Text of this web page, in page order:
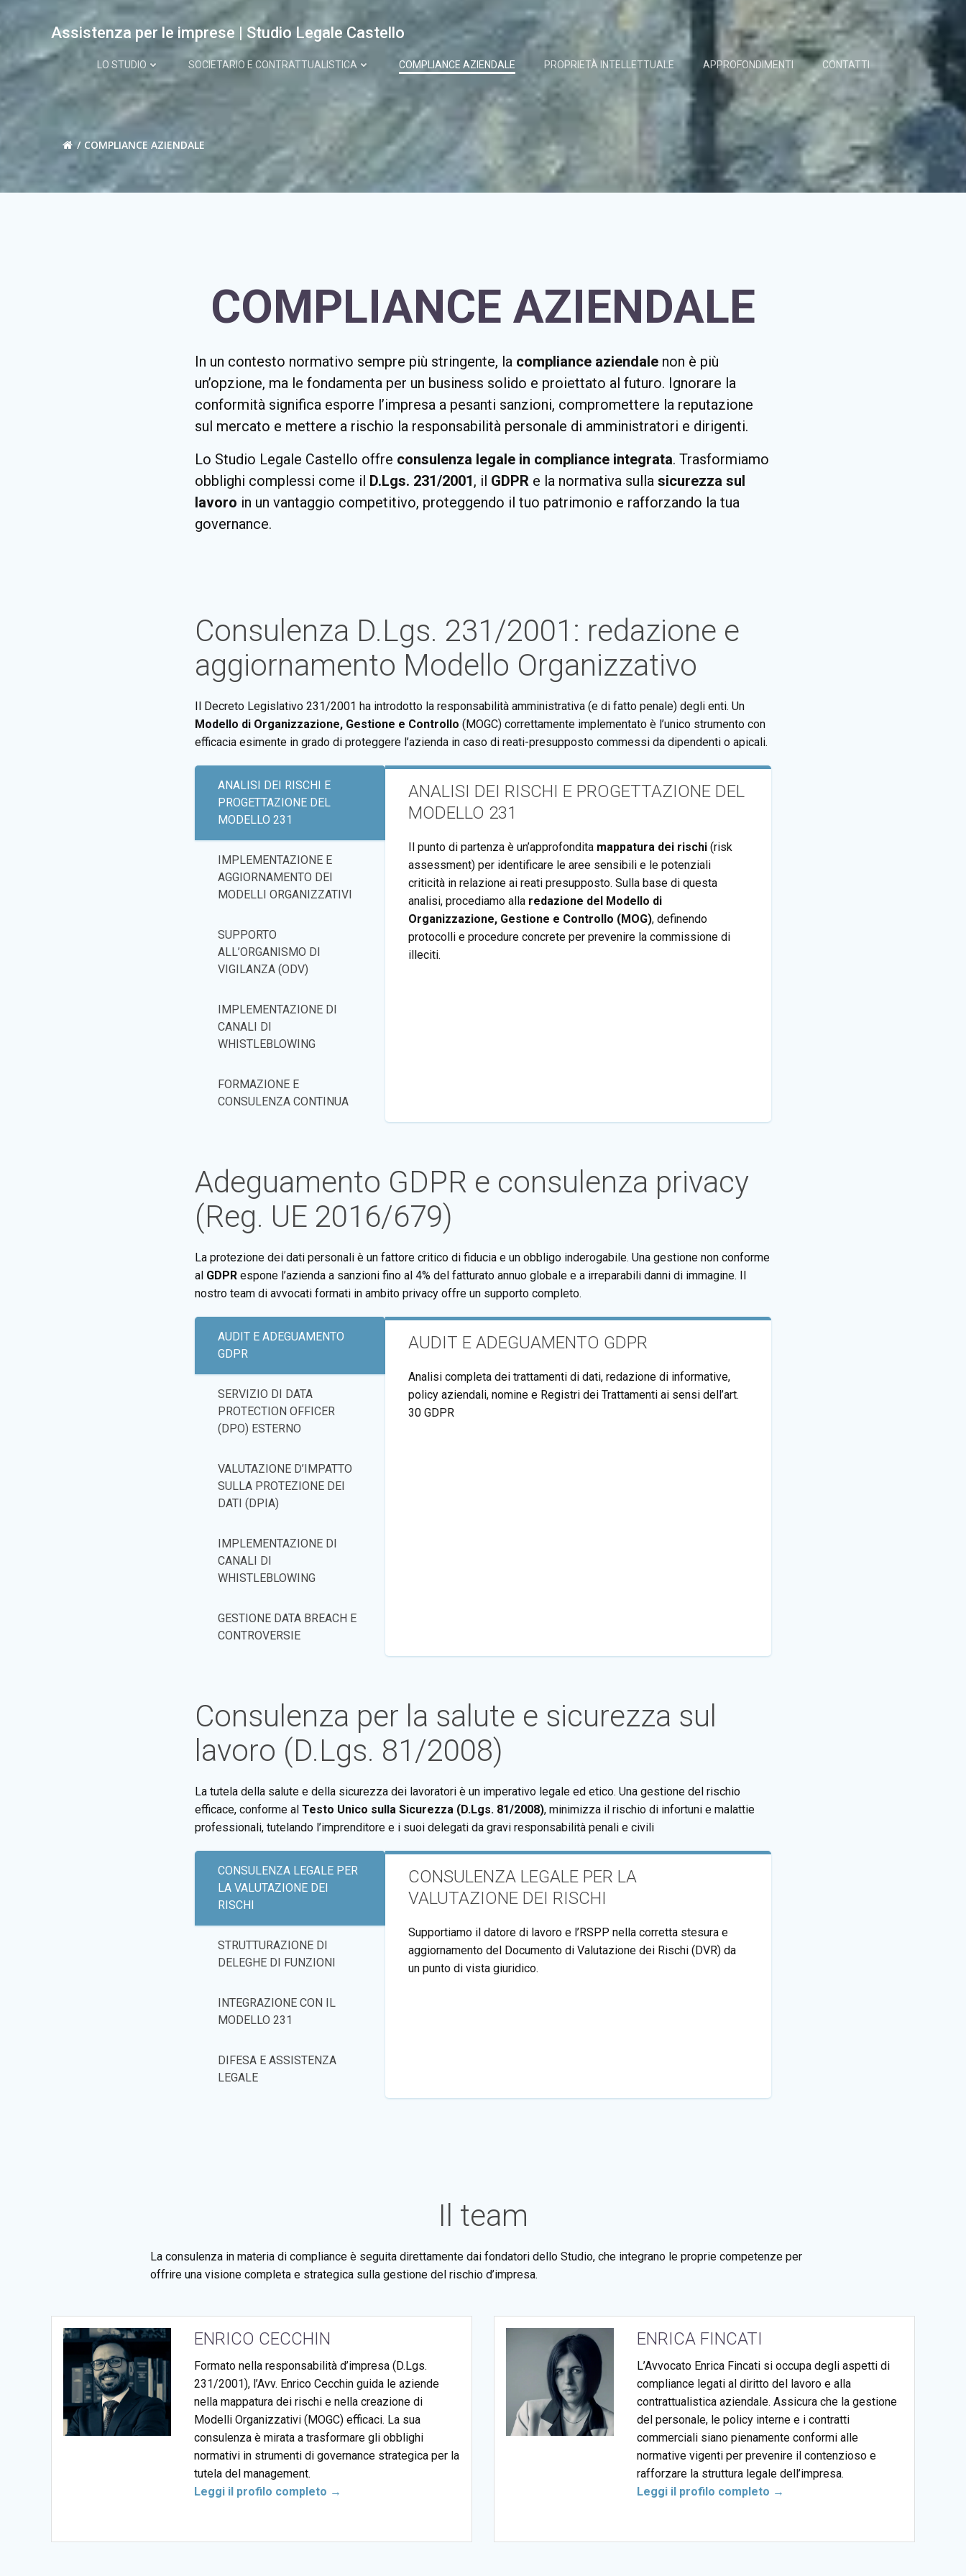
Assistenza per le imprese | Studio Legale Castello
LO STUDIO SOCIETARIO E CONTRATTUALISTICA COMPLIANCE AZIENDALE PROPRIETÀ INTELLETTUALE APPROFONDIMENTI CONTATTI
COMPLIANCE AZIENDALE
COMPLIANCE AZIENDALE
In un contesto normativo sempre più stringente, la compliance aziendalenon è più
un’opzione, ma le fondamenta per un business solido e proiettato al futuro. Ignorare la
conformità significa esporre l’impresa a pesanti sanzioni, compromettere la reputazione
sul mercato e mettere a rischio la responsabilità personale di amministratori e dirigenti.
Lo Studio Legale Castello offre consulenza legale in compliance integrata. Trasformiamo
obblighi complessi come il D.Lgs. 231/2001, il GDPR e la normativa sulla sicurezza sul
lavoro in un vantaggio competitivo, proteggendo il tuo patrimonio e rafforzando la tua
governance.
Consulenza D.Lgs. 231/2001: redazione e
aggiornamento Modello Organizzativo
Il Decreto Legislativo 231/2001 ha introdotto la responsabilità amministrativa (e di fatto penale) degli enti. Un
Modello di Organizzazione, Gestione e Controllo (MOGC) correttamente implementato è l’unico strumento con
efficacia esimente in grado di proteggere l’azienda in caso di reati-presupposto commessi da dipendenti o apicali.
ANALISI DEI RISCHI E
PROGETTAZIONE DEL
MODELLO 231
IMPLEMENTAZIONE E
AGGIORNAMENTO DEI
MODELLI ORGANIZZATIVI
SUPPORTO
ALL’ORGANISMO DI
VIGILANZA (ODV)
IMPLEMENTAZIONE DI
CANALI DI
WHISTLEBLOWING
FORMAZIONE E
CONSULENZA CONTINUA
ANALISI DEI RISCHI E PROGETTAZIONE DEL
MODELLO 231
Il punto di partenza è un’approfondita mappatura dei rischi(risk
assessment) per identificare le aree sensibili e le potenziali
criticità in relazione ai reati presupposto. Sulla base di questa
analisi, procediamo alla redazione del Modello di
Organizzazione, Gestione e Controllo (MOG), definendo
protocolli e procedure concrete per prevenire la commissione di
illeciti.
Adeguamento GDPR e consulenza privacy
(Reg. UE 2016/679)
La protezione dei dati personali è un fattore critico di fiducia e un obbligo inderogabile. Una gestione non conforme
al GDPRespone l’azienda a sanzioni fino al 4% del fatturato annuo globale e a irreparabili danni di immagine. Il
nostro team di avvocati formati in ambito privacy offre un supporto completo.
AUDIT E ADEGUAMENTO
GDPR
SERVIZIO DI DATA
PROTECTION OFFICER
(DPO) ESTERNO
VALUTAZIONE D’IMPATTO
SULLA PROTEZIONE DEI
DATI (DPIA)
IMPLEMENTAZIONE DI
CANALI DI
WHISTLEBLOWING
GESTIONE DATA BREACH E
CONTROVERSIE
AUDIT E ADEGUAMENTO GDPR
Analisi completa dei trattamenti di dati, redazione di informative,
policy aziendali, nomine e Registri dei Trattamenti ai sensi dell’art.
30 GDPR
Consulenza per la salute e sicurezza sul
lavoro (D.Lgs. 81/2008)
La tutela della salute e della sicurezza dei lavoratori è un imperativo legale ed etico. Una gestione del rischio
efficace, conforme al Testo Unico sulla Sicurezza (D.Lgs. 81/2008), minimizza il rischio di infortuni e malattie
professionali, tutelando l’imprenditore e i suoi delegati da gravi responsabilità penali e civili
CONSULENZA LEGALE PER
LA VALUTAZIONE DEI
RISCHI
STRUTTURAZIONE DI
DELEGHE DI FUNZIONI
INTEGRAZIONE CON IL
MODELLO 231
DIFESA E ASSISTENZA
LEGALE
CONSULENZA LEGALE PER LA
VALUTAZIONE DEI RISCHI
Supportiamo il datore di lavoro e l’RSPP nella corretta stesura e
aggiornamento del Documento di Valutazione dei Rischi (DVR) da
un punto di vista giuridico.
Il team
La consulenza in materia di compliance è seguita direttamente dai fondatori dello Studio, che integrano le proprie competenze per
offrire una visione completa e strategica sulla gestione del rischio d’impresa.
ENRICO CECCHIN
Formato nella responsabilità d’impresa (D.Lgs.
231/2001), l’Avv. Enrico Cecchin guida le aziende
nella mappatura dei rischi e nella creazione di
Modelli Organizzativi (MOGC) efficaci. La sua
consulenza è mirata a trasformare gli obblighi
normativi in strumenti di governance strategica per la
tutela del management.
Leggi il profilo completo →
ENRICA FINCATI
L’Avvocato Enrica Fincati si occupa degli aspetti di
compliance legati al diritto del lavoro e alla
contrattualistica aziendale. Assicura che la gestione
del personale, le policy interne e i contratti
commerciali siano pienamente conformi alle
normative vigenti per prevenire il contenzioso e
rafforzare la struttura legale dell’impresa.
Leggi il profilo completo →